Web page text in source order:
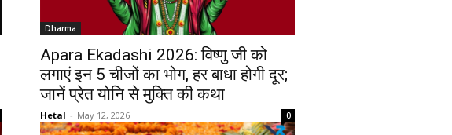
Dharma
Apara Ekadashi 2026: विष्णु जी को
लगाएं इन 5 चीजों का भोग, हर बाधा होगी दूर;
जानें प्रेत योनि से मुक्ति की कथा
Hetal - May 12, 2026 0